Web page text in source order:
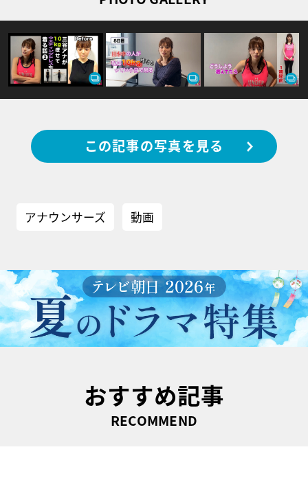
この記事の写真を見る
アナウンサーズ 動画
おすすめ記事
RECOMMEND